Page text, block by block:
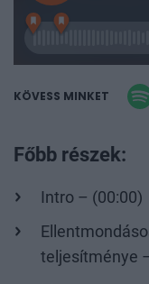
KÖVESS MINKET
Főbb részek:
Intro – (00:00)
teljesítménye